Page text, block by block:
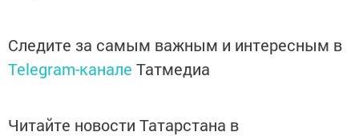
Следите за самым важным и интересным в
Telegram-канале Татмедиа
Читайте новости Татарстана в